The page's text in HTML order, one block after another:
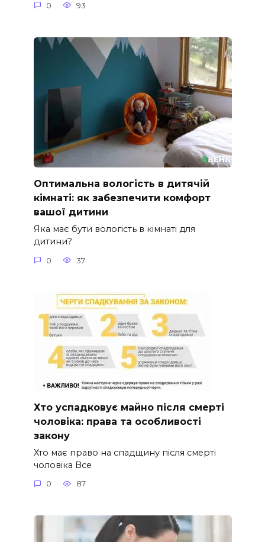
0 93
Оптимальна вологість в дитячій
кімнаті: як забезпечити комфорт
вашої дитини
Яка має бути вологість в кімнаті для
дитини?
0 37
Хто успадковує майно після смерті
чоловіка: права та особливості
закону
Хто має право на спадщину після смерті
чоловіка Все
0 87